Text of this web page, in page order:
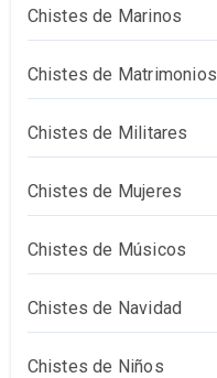
Chistes de Marinos
Chistes de Matrimonios
Chistes de Militares
Chistes de Mujeres
Chistes de Músicos
Chistes de Navidad
Chistes de Niños